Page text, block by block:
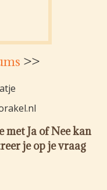
>>
met Ja of Nee kan
je op je vraag